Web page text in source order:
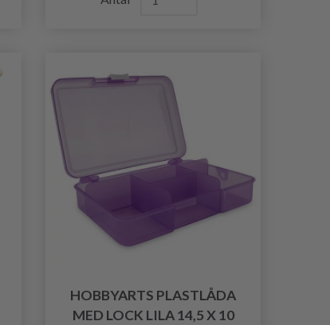
HOBBYARTS PLASTLÅDA
MED LOCK LILA 14,5 X 10